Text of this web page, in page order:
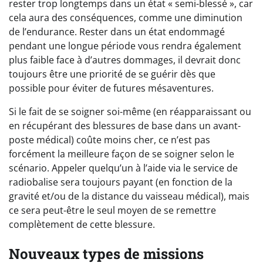
rester trop longtemps dans un état « semi-blessé », car
cela aura des conséquences, comme une diminution
de l’endurance. Rester dans un état endommagé
pendant une longue période vous rendra également
plus faible face à d’autres dommages, il devrait donc
toujours être une priorité de se guérir dès que
possible pour éviter de futures mésaventures.
Si le fait de se soigner soi-même (en réapparaissant ou
en récupérant des blessures de base dans un avant-
poste médical) coûte moins cher, ce n’est pas
forcément la meilleure façon de se soigner selon le
scénario. Appeler quelqu’un à l’aide via le service de
radiobalise sera toujours payant (en fonction de la
gravité et/ou de la distance du vaisseau médical), mais
ce sera peut-être le seul moyen de se remettre
complètement de cette blessure.
Nouveaux types de missions